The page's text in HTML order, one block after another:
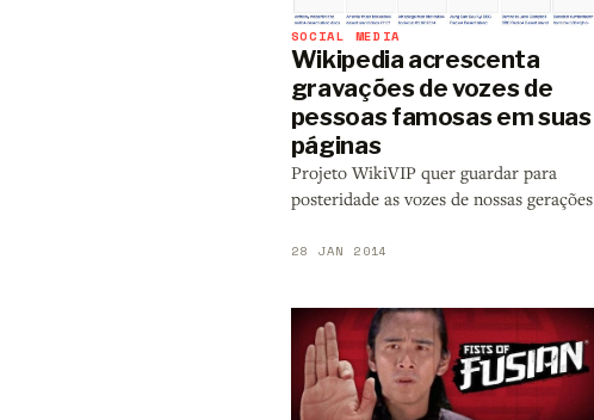
SOCIAL MEDIA
Wikipedia acrescenta
gravações de vozes de
pessoas famosas em suas
páginas
Projeto WikiVIP quer guardar para
posteridade as vozes de nossas gerações
28 JAN 2014